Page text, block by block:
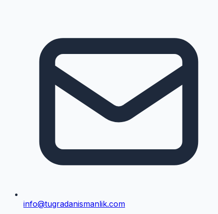
info@tugradanismanlik.com